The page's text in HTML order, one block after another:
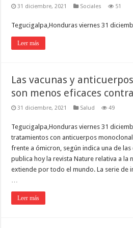
31 diciembre, 2021 Sociales 51
Tegucigalpa,Honduras viernes 31
Leer más
Las vacunas y
son menos eficaces
31 diciembre, 2021 Salud 49
Tegucigalpa,Honduras viernes 31
tratamientos con anticuerpos
frente a ómicron, según indica una de
publica hoy la revista Nature relativa a la
extiende por todo el mundo. La serie de
…
Leer más